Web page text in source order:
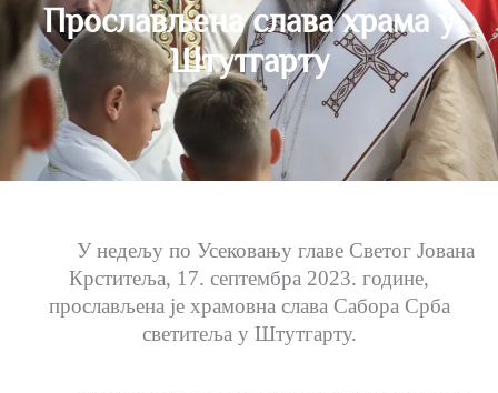
Прослављена слава храма у
Штутгарту
У недељу по Усековању главе Светог Јована
Крститеља, 17. септембра 2023. године,
прослављена је храмовна слава Сабора Срба
светитеља у Штутгарту.